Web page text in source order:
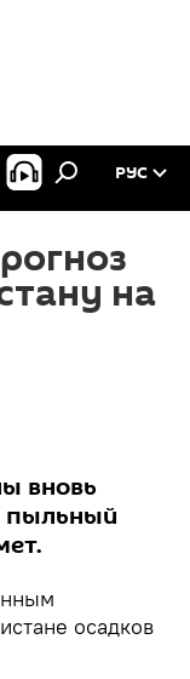
РУС
на
вновь
пыльный
осадков